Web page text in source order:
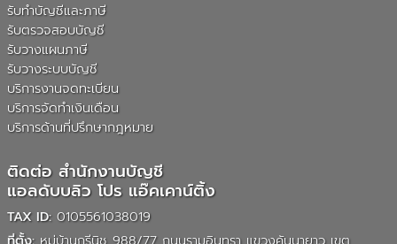
รับทำบัญชีและภาษี
รับตรวจสอบบัญชี
รับวางแผนภาษี
รับวางระบบบัญชี
บริการงานจดทะเบียน
บริการจัดทำเงินเดือน
บริการด้านที่ปรึกษากฎหมาย
ติดต่อ สำนักงานบัญชี
แอลดับบลิว โปร แอ๊คเคาน์ติ้ง
TAX ID:0105561038019